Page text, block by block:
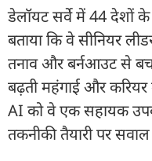
डेलॉयट सर्वे में 44 देशों
बताया कि वे सीनियर
तनाव और बर्नआउट से
बढ़ती महंगाई और करियर
AI को वे एक सहायक
तकनीकी तैयारी पर